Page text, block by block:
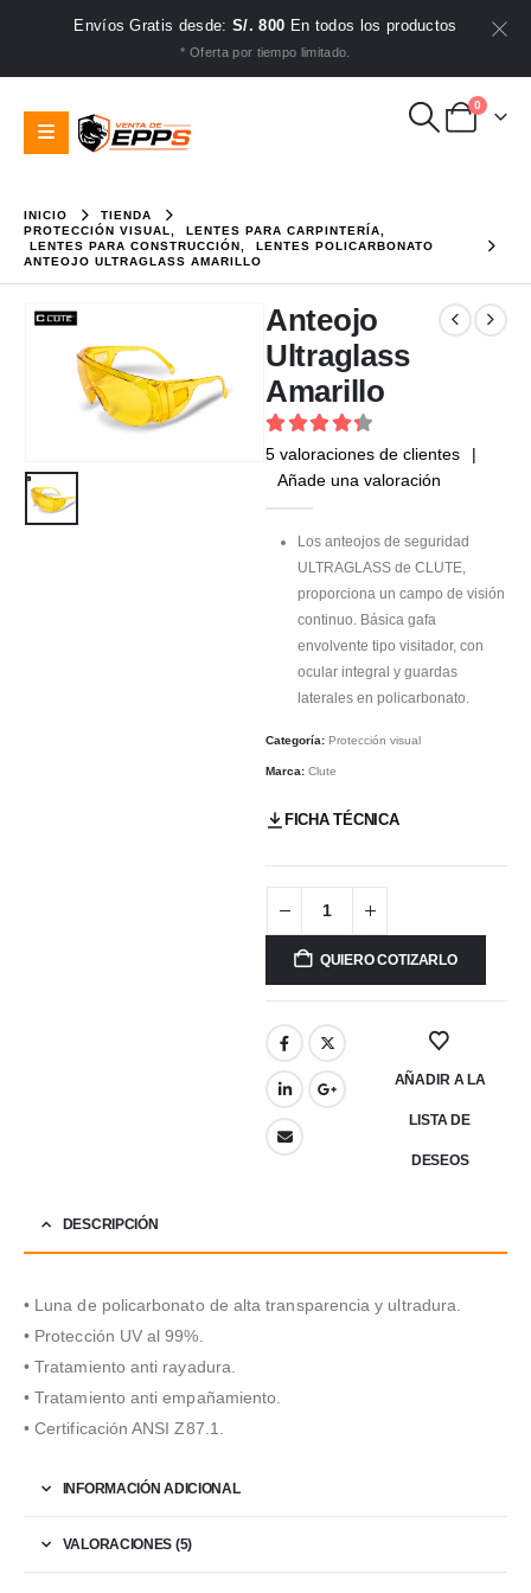
Envíos Gratis desde:S/. 800 En todos los productos
* Oferta por tiempo limitado.
0
INICIO
TIENDA
PROTECCIÓN VISUAL
LENTES PARA CARPINTERÍA
LENTES PARA CONSTRUCCIÓN
LENTES POLICARBONATO
ANTEOJO ULTRAGLASS AMARILLO
Anteojo
Ultraglass
Amarillo
4.4out of 5
5 valoraciones de clientes
|
Añade una valoración
Los anteojos de seguridad
ULTRAGLASS de CLUTE,
proporciona un campo de visión
continuo. Básica gafa
envolvente tipo visitador, con
ocular integral y guardas
laterales en policarbonato.
Categoría: Protección visual
Marca: Clute
FICHA TÉCNICA
QUIERO COTIZARLO
AÑADIR A LA
LISTA DE
DESEOS
DESCRIPCIÓN
• Luna de policarbonato de alta transparencia y ultradura.
• Protección UV al 99%.
• Tratamiento anti rayadura.
• Tratamiento anti empañamiento.
• Certificación ANSI Z87.1.
INFORMACIÓN ADICIONAL
VALORACIONES (5)